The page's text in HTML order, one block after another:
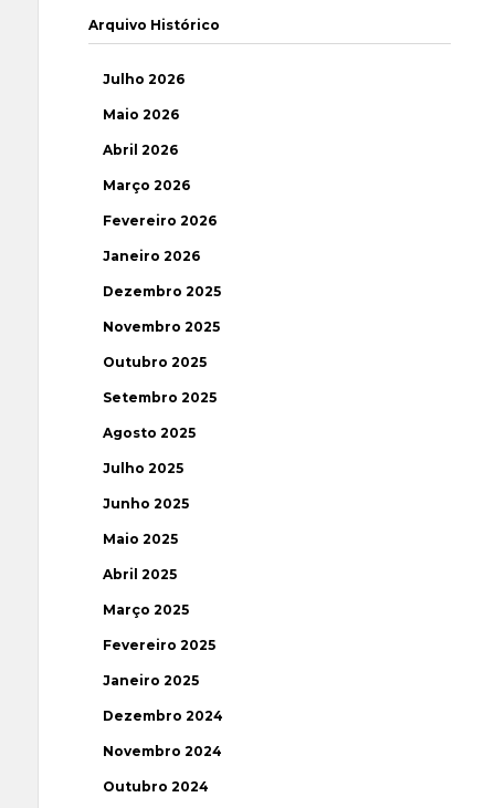
Arquivo Histórico
Julho 2026
Maio 2026
Abril 2026
Março 2026
Fevereiro 2026
Janeiro 2026
Dezembro 2025
Novembro 2025
Outubro 2025
Setembro 2025
Agosto 2025
Julho 2025
Junho 2025
Maio 2025
Abril 2025
Março 2025
Fevereiro 2025
Janeiro 2025
Dezembro 2024
Novembro 2024
Outubro 2024